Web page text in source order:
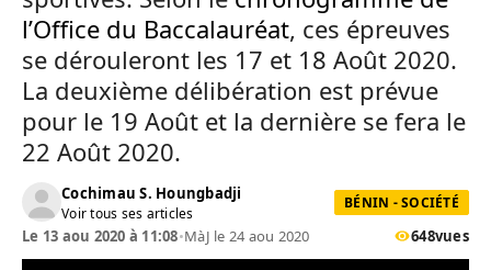
l’Office du Baccalauréat, ces épreuves
se dérouleront les 17 et 18 Août 2020.
La deuxième délibération est prévue
pour le 19 Août et la dernière se fera le
22 Août 2020.
Cochimau S. Houngbadji
Voir tous ses articles
BÉNIN - SOCIÉTÉ
Le 13 aou 2020 à 11:08•MàJ le 24 aou 2020 648vues